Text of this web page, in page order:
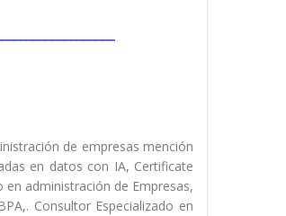
de empresas mención
en datos con IA, Certificate
administración de Empresas,
Consultor Especializado en